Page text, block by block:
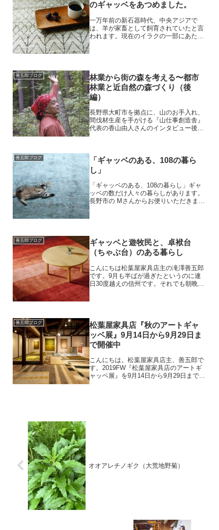
のギャッベをあつめました。
一万年前の新石器時代、中央アジアで
は、羊が家畜として飼育されていたと言
われます。現在のイラクの一部にあたる
善五郎ブログ
林業から街の森を考える〜都市
林業と近自然の森づくり（後
編）
長野県大町市を拠点に、山のお手入れ、
間伐材生産を手がける『山仕事創造舎』
代表の香山由人さんのインタビュー後編
森の中に街がある香山...
善五郎ブログ
「ギャッベのある、108の暮ら
し」
「ギャッベのある、108の暮らし」ギャ
ッベの数だけ人々の暮らしがあります。
長野市の Mさんからお便りいただきまし
善五郎ブログ
ギャッベと遊牧民と、卓袱台
（ちゃぶ台）のある暮らし
こんにちは松葉屋家具店主の滝澤善五郎
です。9月も半ばが過ぎたというのに連
日30度越えの信州です。それでも朝晩は
善五郎ブログ
松葉屋家具店『秋のアートギャ
ッベ展』9月14日から9月29日ま
で開催中
こんにちは。松葉屋家具店主、善五郎で
す。2019FW『松葉屋家具店のアートギ
ャッベ展』を9月14日から9月29日まで開
オオアレチノギク（大荒地野菊）